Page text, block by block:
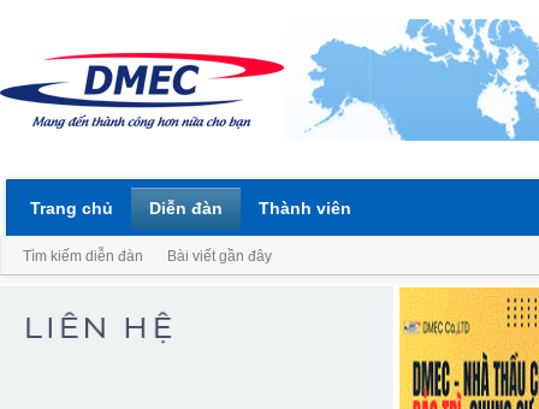
Trang chủ Diễn đàn
Tìm kiếm diễn đàn Bài viết gần đây
Thành viên